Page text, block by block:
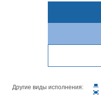
Другие виды исполнения: